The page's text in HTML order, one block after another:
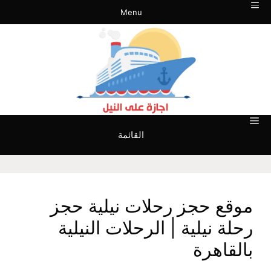
انتقل
إلى
Menu
القائمة
موقع حجز رحلات نيلية حجز
رحلة نيلية | الرحلات النيلية
بالقاهرة